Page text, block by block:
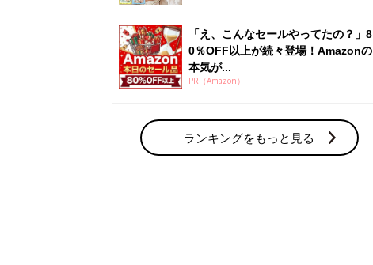
「え、こんなセールやってたの？」8
0％OFF以上が続々登場！Amazonの
本気が...
PR（Amazon）
ランキングをもっと見る